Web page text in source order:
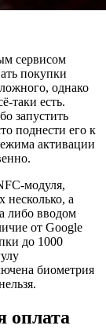
сервисом
покупки
однако
таки есть.
запустить
поднести его к
активации
модуля,
несколько, а
либо вводом
от Google
до 1000
биометрия
оплата